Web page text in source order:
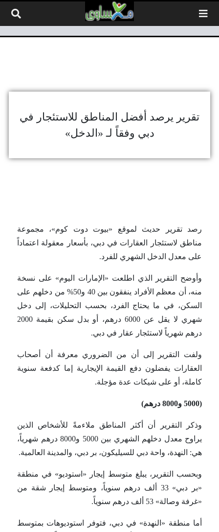
تقرير يرصد أفضل المناطق للاستئجار في
دبي وفقاً لـ «الدخل»
رصد تقرير حديث لموقع «بيوت دوت كوم»، مجموعة
مناطق لاستئجار العقارات في دبي، بأسعار معقولة اعتماداً
على معدل الدخل الشهري للفرد.
وأوضح التقرير الذي اطلعت «الإمارات اليوم» على نسخة
منه، أن معظم الأفراد ينفقون بين 40 و50% من دخلهم على
السكن، في ما يحتاج الفرد، بحسب التحليلات، إلى دخل
شهري لا يقل عن 6000 درهم، أو بدل سكن بقيمة 2000
درهم شهرياً لاستئجار عقار في دبي.
ولفت التقرير إلى أن من الضروري معرفة أن أصحاب
العقارات يفضلون دفع القيمة الإيجارية إما كدفعة سنوية
كاملة، أو على شيكات عدة مؤجلة.
(5000 و8000 درهم)
وذكر التقرير أن أكثر المناطق ملاءمةً للأشخاص الذين
يراوح معدل دخلهم الشهري بين 5000 و8000 درهم شهرياً،
هي: النهدة، واحة دبي للسيليكون، بر دبي، والمدينة العالمية.
وبحسب التقرير، يبلغ متوسط إيجار «استوديو» في منطقة
«بر دبي» 33 ألف درهم سنوياً، ومتوسط إيجار شقة من
«غرفة وصالة» 53 ألف درهم سنوياً.
أما منطقة «النهدة» في دبي، فتوفر استوديوهات بمتوسط